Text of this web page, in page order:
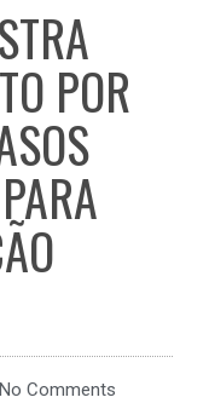
POR
No Comments